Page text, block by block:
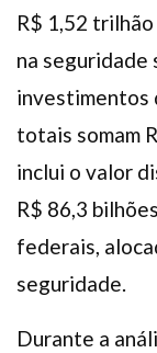
R$ 1,52
na seguridade
investimentos
totais somam
inclui o valor
R$ 86,3
federais,
seguridade.
Durante a